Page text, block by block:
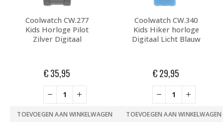
Coolwatch CW.277
Kids Horloge Pilot
Zilver Digitaal
€35,95
TOEVOEGEN AAN WINKELWAGEN
Coolwatch CW.340
Kids Hiker horloge
Digitaal Licht Blauw
€29,95
TOEVOEGEN AAN WINKELWAGEN